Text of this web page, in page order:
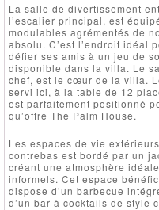
La salle de divertissement
l’escalier principal, est
modulables agrémentés de
absolu. C’est l’endroit idéal
défier ses amis à un jeu de
disponible dans la villa. Le
chef, est le cœur de la villa.
servi ici, à la table de 12
est parfaitement positionné
qu’offre The Palm House.
Les espaces de vie
contrebas est bordé par un
créant une atmosphère
informels. Cet espace
dispose d’un barbecue
d’un bar à cocktails de style